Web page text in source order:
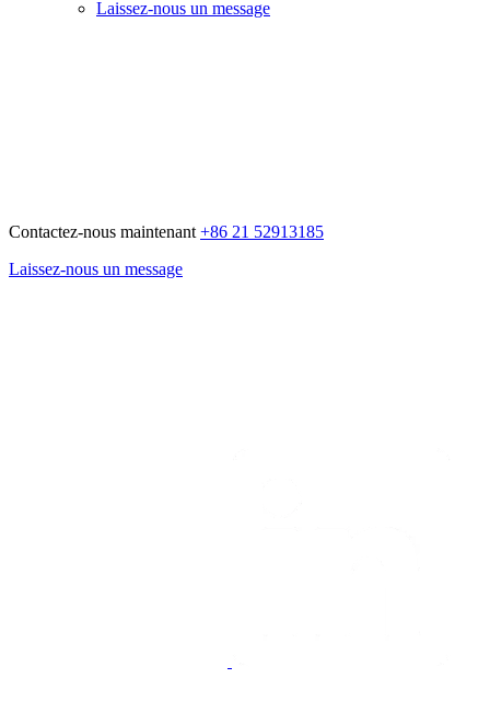
Laissez-nous un message
Contactez-nous maintenant +86 21 52913185
Laissez-nous un message